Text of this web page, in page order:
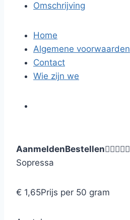
Omschrijving
Home
Algemene voorwaarden
Contact
Wie zijn we
AanmeldenBestellen
Sopressa
€ 1,65Prijs per 50 gram